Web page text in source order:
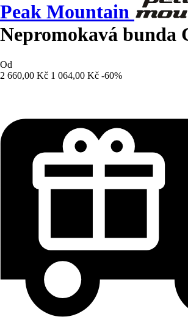
Peak Mountain
Nepromokavá bunda
Od
2 660,00 Kč 1 064,00 Kč -60%